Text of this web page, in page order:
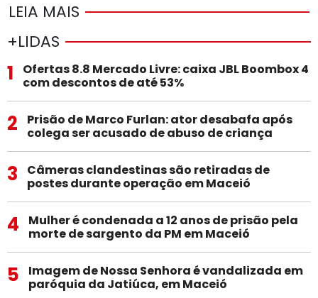
LEIA MAIS
+LIDAS
1
Ofertas 8.8 Mercado Livre: caixa JBL Boombox 4
com descontos de até 53%
2
Prisão de Marco Furlan: ator desabafa após
colega ser acusado de abuso de criança
3
Câmeras clandestinas são retiradas de
postes durante operação em Maceió
4
Mulher é condenada a 12 anos de prisão pela
morte de sargento da PM em Maceió
5
Imagem de Nossa Senhora é vandalizada em
paróquia da Jatiúca, em Maceió